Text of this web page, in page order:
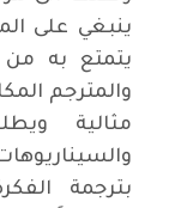
ينبغي على
يتمتع به
والمترجم
مثالية
بترجمة